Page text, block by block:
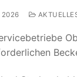
2026